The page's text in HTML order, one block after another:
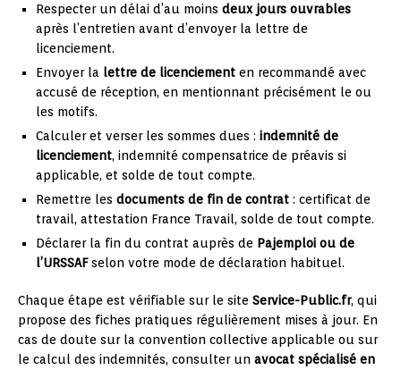
Respecter un délai d’au moins deux jours ouvrables
après l’entretien avant d’envoyer la lettre de
licenciement.
Envoyer la lettre de licenciement en recommandé avec
accusé de réception, en mentionnant précisément le ou
les motifs.
Calculer et verser les sommes dues : indemnité de
licenciement, indemnité compensatrice de préavis si
applicable, et solde de tout compte.
Remettre les documents de fin de contrat : certificat de
travail, attestation France Travail, solde de tout compte.
Déclarer la fin du contrat auprès de Pajemploi ou de
l’URSSAFselon votre mode de déclaration habituel.
Chaque étape est vérifiable sur le site Service-Public.fr, qui
propose des fiches pratiques régulièrement mises à jour. En
cas de doute sur la convention collective applicable ou sur
le calcul des indemnités, consulter un avocat spécialisé en